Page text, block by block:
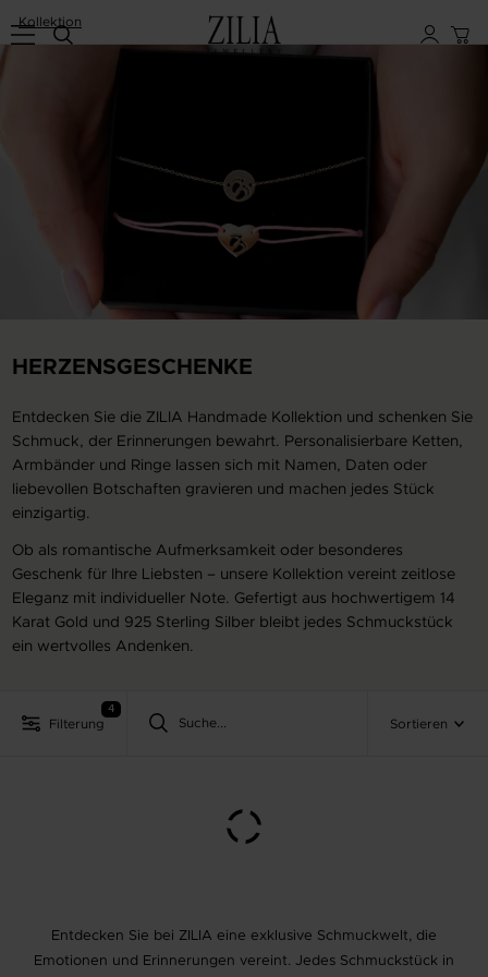
Kollektion
HERZENSGESCHENKE
Entdecken Sie die ZILIA Handmade Kollektion und schenken Sie
Schmuck, der Erinnerungen bewahrt. Personalisierbare Ketten,
Armbänder und Ringe lassen sich mit Namen, Daten oder
liebevollen Botschaften gravieren und machen jedes Stück
einzigartig.
Ob als romantische Aufmerksamkeit oder besonderes
Geschenk für Ihre Liebsten – unsere Kollektion vereint zeitlose
Eleganz mit individueller Note. Gefertigt aus hochwertigem 14
Karat Gold und 925 Sterling Silber bleibt jedes Schmuckstück
ein wertvolles Andenken.
Filterung
4
Sortieren
Entdecken Sie bei ZILIA eine exklusive Schmuckwelt, die
Emotionen und Erinnerungen vereint. Jedes Schmuckstück in